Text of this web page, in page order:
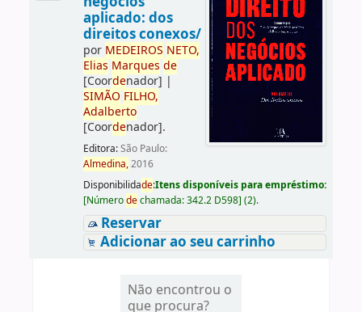
aplicado: dos
direitos conexos/
por MEDEIROS NETO,
Elias Marques de
[Coordenador] |
SIMÃO FILHO,
Adalberto
[Coordenador].
Editora:São Paulo:
Almedina,2016
Disponibilidade:Itens disponíveis para empréstimo:
[Númerodechamada:342.2 D598] (2).
Reservar
Adicionar ao seu carrinho
Não encontrou o
que procura?